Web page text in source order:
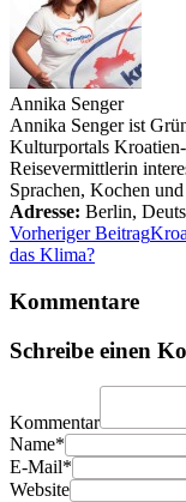
Annika Senger
Annika Senger ist
Kulturportals
Reisevermittlerin
Sprachen, Kochen
Adresse: Berlin,
Vorheriger Beitrag
das Klima?
Kommentare
Schreibe einen
Kommentar
Name*
E-Mail*
Website